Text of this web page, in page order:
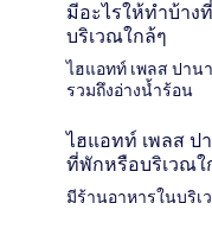
มีอะไรให้ทำบ้าง
บริเวณใกล้ๆ
ไฮแอทท์ เพลส ปา
รวมถึงอ่างน้ำร้อน
ไฮแอทท์ เพลส ป
ที่พักหรือบริเวณใ
มีร้านอาหารในบริเ